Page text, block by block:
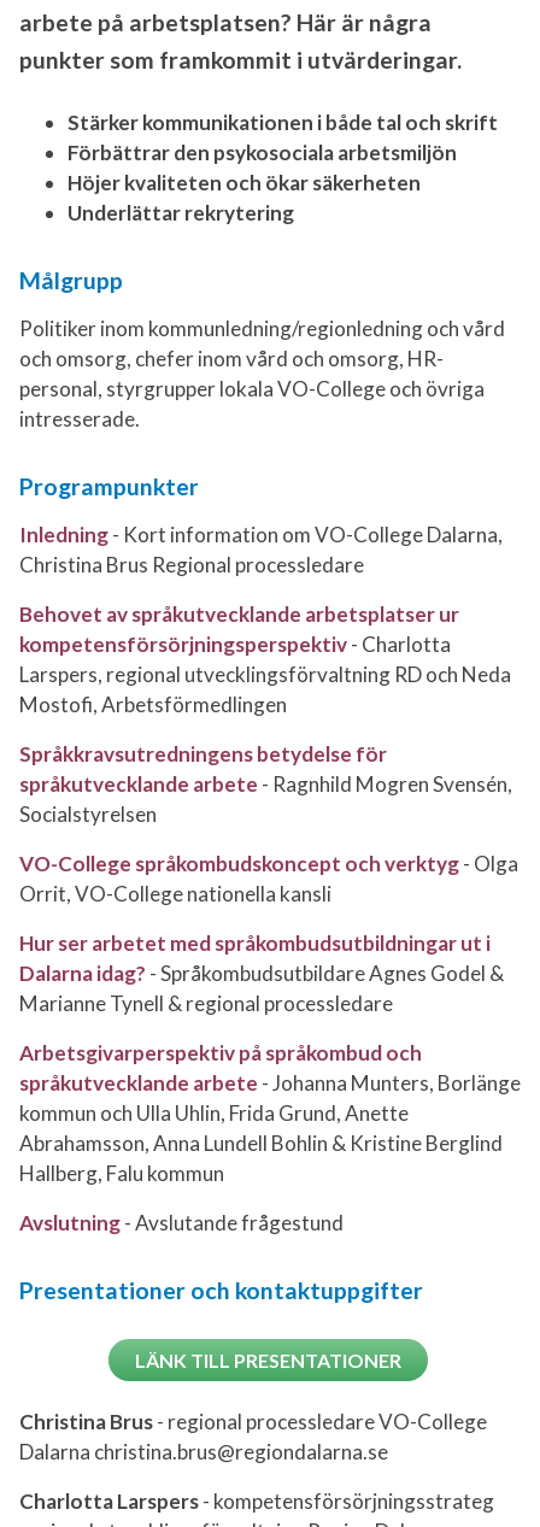
arbete på arbetsplatsen? Här är några
punkter som framkommit i utvärderingar.
Stärker kommunikationen i både tal och skrift
Förbättrar den psykosociala arbetsmiljön
Höjer kvaliteten och ökar säkerheten
Underlättar rekrytering
Målgrupp
Politiker inom kommunledning/regionledning och vård
och omsorg, chefer inom vård och omsorg, HR-
personal, styrgrupper lokala VO-College och övriga
intresserade.
Programpunkter
Inledning- Kort information om VO-College Dalarna,
Christina Brus Regional processledare
Behovet av språkutvecklande arbetsplatser ur
kompetensförsörjningsperspektiv- Charlotta
Larspers, regional utvecklingsförvaltning RD och Neda
Mostofi, Arbetsförmedlingen
Språkkravsutredningens betydelse för
språkutvecklande arbete - Ragnhild Mogren Svensén,
Socialstyrelsen
VO-College språkombudskoncept och verktyg- Olga
Orrit, VO-College nationella kansli
Hur ser arbetet med språkombudsutbildningar ut i
Dalarna idag? -Språkombudsutbildare Agnes Godel &
Marianne Tynell & regional processledare
Arbetsgivarperspektiv på språkombud och
språkutvecklande arbete -Johanna Munters, Borlänge
kommun och Ulla Uhlin, Frida Grund, Anette
Abrahamsson, Anna Lundell Bohlin & Kristine Berglind
Hallberg, Falu kommun
Avslutning- Avslutande frågestund
Presentationer och kontaktuppgifter
LÄNK TILL PRESENTATIONER
Christina Brus- regional processledare VO-College
Dalarna christina.brus@regiondalarna.se
Charlotta Larspers- kompetensförsörjningsstrateg